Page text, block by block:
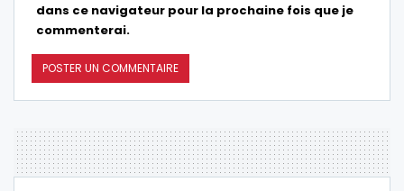
dans ce navigateur pour la prochaine fois que je
commenterai.